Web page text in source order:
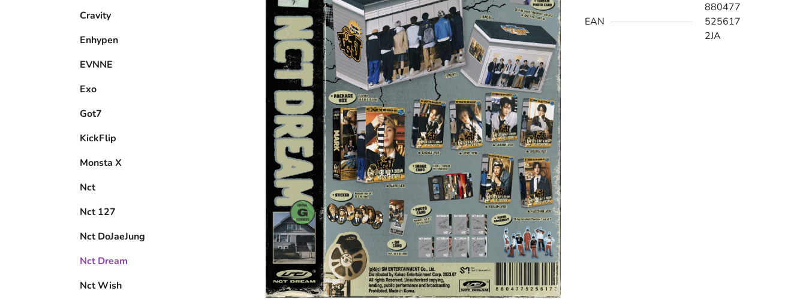
Cravity
Enhypen
EVNNE
Exo
Got7
KickFlip
Monsta X
Nct
Nct 127
Nct DoJaeJung
Nct Dream
Nct Wish
EAN
880477
525617
2JA